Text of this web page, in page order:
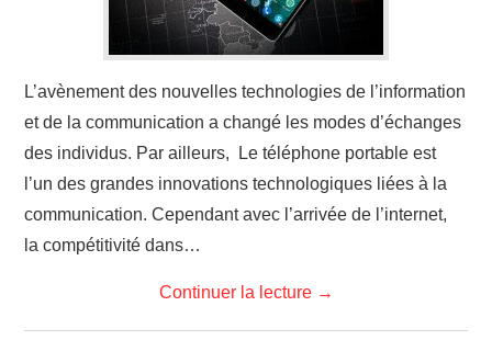
L’avènement des nouvelles technologies de l’information
et de la communication a changé les modes d’échanges
des individus. Par ailleurs, Le téléphone portable est
l’un des grandes innovations technologiques liées à la
communication. Cependant avec l’arrivée de l’internet,
la compétitivité dans…
Continuer la lecture →